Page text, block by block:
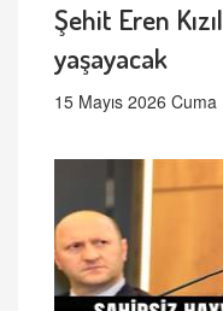
Şehit Eren
yaşayacak
15 Mayıs 2026 Cuma